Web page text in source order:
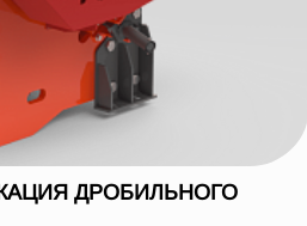
ДРОБИЛЬНОГО